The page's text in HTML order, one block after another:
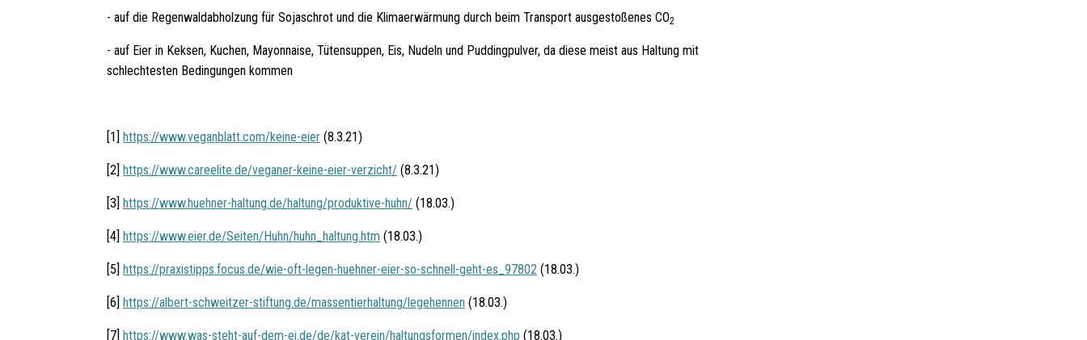
- auf die Regenwaldabholzung für Sojaschrot und die Klimaerwärmung durch beim Transport ausgestoßenes CO2
- auf Eier in Keksen, Kuchen, Mayonnaise, Tütensuppen, Eis, Nudeln und Puddingpulver, da diese meist aus Haltung mit
schlechtesten Bedingungen kommen
[1] https://www.veganblatt.com/keine-eier (8.3.21)
[2] https://www.careelite.de/veganer-keine-eier-verzicht/ (8.3.21)
[3] https://www.huehner-haltung.de/haltung/produktive-huhn/ (18.03.)
[4] https://www.eier.de/Seiten/Huhn/huhn_haltung.htm (18.03.)
[5] https://praxistipps.focus.de/wie-oft-legen-huehner-eier-so-schnell-geht-es_97802 (18.03.)
[6] https://albert-schweitzer-stiftung.de/massentierhaltung/legehennen (18.03.)
[7] https://www.was-steht-auf-dem-ei.de/de/kat-verein/haltungsformen/index.php (18.03.)